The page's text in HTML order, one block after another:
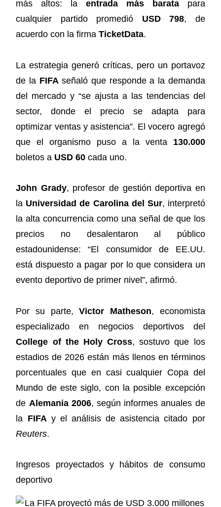
más altos: la entrada más baratapara
cualquier partido promedió USD 798, de
acuerdo con la firmaTicketData.
La estrategia generó críticas, pero un portavoz
de la FIFA señaló que responde a la demanda
del mercado y “se ajusta a las tendencias del
sector, donde el precio se adapta para
optimizar ventas y asistencia”. El vocero agregó
que el organismo puso a la venta 130.000
boletos a USD 60 cada uno.
John Grady, profesor de gestión deportiva en
la Universidad de Carolina del Sur, interpretó
la alta concurrencia como una señal de que los
precios no desalentaron al público
estadounidense: “El consumidor de EE.UU.
está dispuesto a pagar por lo que considera un
evento deportivo de primer nivel”, afirmó.
Por su parte,Victor Matheson, economista
especializado en negocios deportivos del
College of the Holy Cross, sostuvo que los
estadios de 2026 están más llenos en términos
porcentuales que en casi cualquier Copa del
Mundo de este siglo, con la posible excepción
de Alemania 2006, según informes anuales de
la FIFA y el análisis de asistencia citado por
Reuters.
Ingresos proyectados y hábitos de consumo
deportivo